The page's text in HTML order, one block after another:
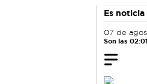
Es
07 de
Son las